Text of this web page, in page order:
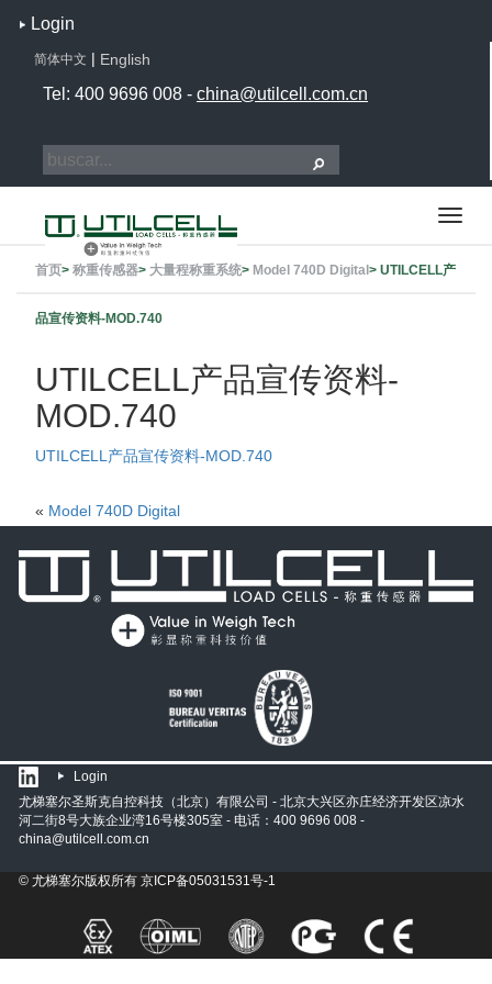
Login
简体中文 | English
Tel: 400 9696 008 - china@utilcell.com.cn
首页> 称重传感器> 大量程称重系统> Model 740D Digital > UTILCELL产
品宣传资料-MOD.740
UTILCELL产品宣传资料-
MOD.740
UTILCELL产品宣传资料-MOD.740
« Model 740D Digital
Login
尤梯塞尔圣斯克自控科技（北京）有限公司 - 北京大兴区亦庄经济开发区凉水
河二街8号大族企业湾16号楼305室 - 电话：400 9696 008 -
china@utilcell.com.cn
© 尤梯塞尔版权所有 京ICP备05031531号-1